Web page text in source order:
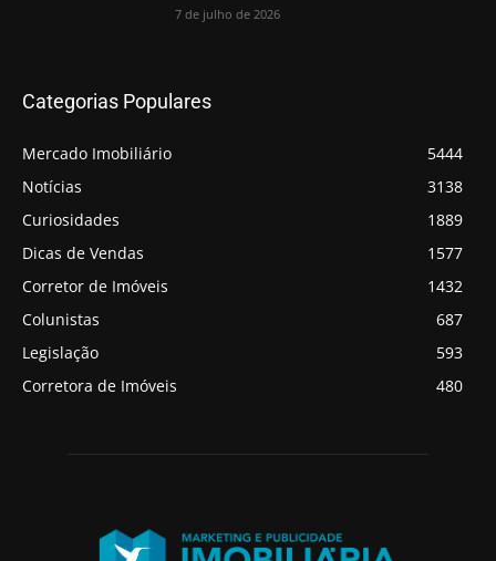
7 de julho de 2026
Categorias Populares
Mercado Imobiliário
5444
Notícias
3138
Curiosidades
1889
Dicas de Vendas
1577
Corretor de Imóveis
1432
Colunistas
687
Legislação
593
Corretora de Imóveis
480